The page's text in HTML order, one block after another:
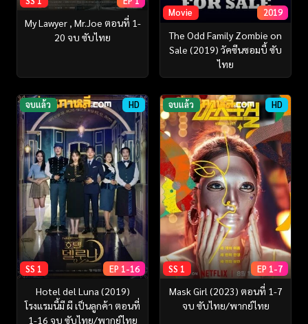
My Lawyer , Mr.Joe ตอนที่ 1-
20 จบ ซับไทย
Movie 2019
The Odd Family Zombie on
Sale (2019) วัคซีนซอมบี้ ซับ
ไทย
จบแล้ว HD
SS 1 EP 1-16
Hotel del Luna (2019)
โรงแรมนี้มี ผี เป็นลูกค้า ตอนที่
1-16 จบ ซับไทย/พากย์ไทย
จบแล้ว HD
SS 1 EP 1-7
Mask Girl (2023) ตอนที่ 1-7
จบ ซับไทย/พากย์ไทย